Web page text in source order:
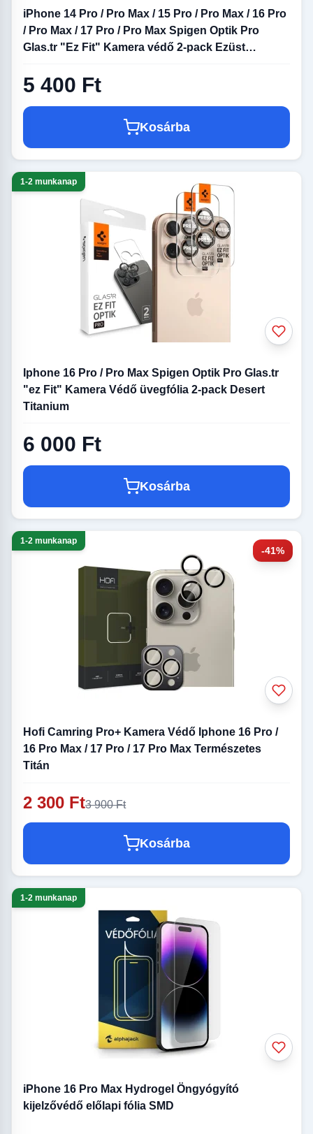
iPhone 14 Pro / Pro Max / 15 Pro / Pro Max / 16 Pro
/ Pro Max / 17 Pro / Pro Max Spigen Optik Pro
Glas.tr "Ez Fit" Kamera védő 2-pack Ezüst
5 400 Ft
Kosárba
1-2 munkanap
Iphone 16 Pro / Pro Max Spigen Optik Pro Glas.tr
"ez Fit" Kamera Védő üvegfólia 2-pack Desert
Titanium
6 000 Ft
Kosárba
-41%
1-2 munkanap
Hofi Camring Pro+ Kamera Védő Iphone 16 Pro /
16 Pro Max / 17 Pro / 17 Pro Max Természetes
Titán
2 300 Ft3 900 Ft
Kosárba
1-2 munkanap
iPhone 16 Pro Max Hydrogel Öngyógyító
kijelzővédő előlapi fólia SMD